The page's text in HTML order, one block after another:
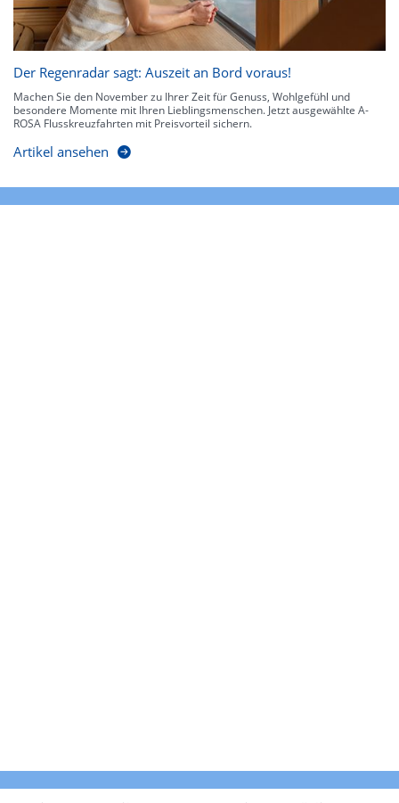
Der Regenradar sagt: Auszeit an Bord voraus!
Machen Sie den November zu Ihrer Zeit für Genuss, Wohlgefühl und
besondere Momente mit Ihren Lieblingsmenschen. Jetzt ausgewählte A-
ROSA Flusskreuzfahrten mit Preisvorteil sichern.
Artikel ansehen